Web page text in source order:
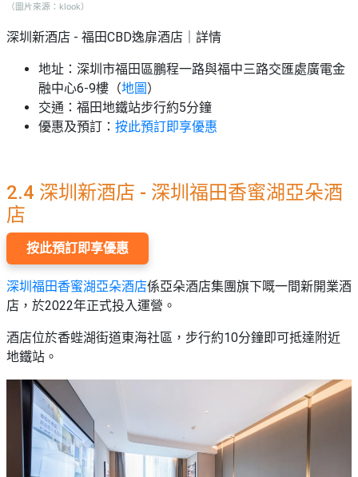
（圖片來源：klook）
深圳新酒店 - 福田CBD逸扉酒店｜詳情
地址：深圳市福田區鵬程一路與福中三路交匯處廣電金
融中心6-9樓（地圖）
交通：福田地鐵站步行約5分鐘
優惠及預訂： 按此預訂即享優惠
2.4 深圳新酒店 - 深圳福田香蜜湖亞朵酒
店
按此預訂即享優惠
深圳福田香蜜湖亞朵酒店係亞朵酒店集團旗下嘅一間新開業酒
店，於2022年正式投入運營。
酒店位於香蜌湖街道東海社區，步行約10分鐘即可抵達附近
地鐵站。